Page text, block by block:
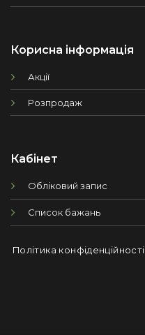
Корисна інформація
Акції
Розпродаж
Кабінет
Обліковий запис
Список бажань
Політика конфіденційності